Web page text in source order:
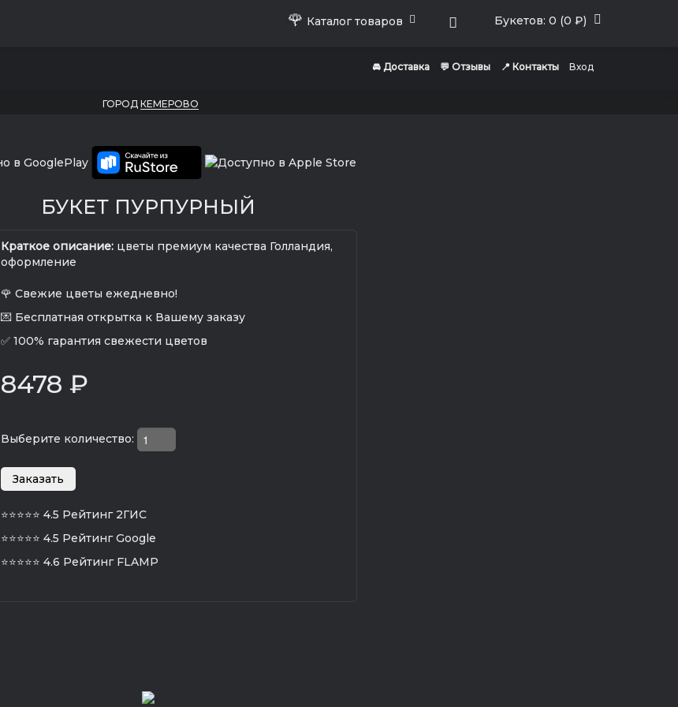
Букетов: 0 (0 ₽)
🌹 Каталог товаров
🚘 Доставка 💬 Отзывы 📍 Контакты Вход
ГОРОД КЕМЕРОВО
БУКЕТ ПУРПУРНЫЙ
Краткое описание:цветы премиум качества Голландия,
оформление
🌹 Свежие цветы ежедневно!
💌 Бесплатная открытка к Вашему заказу
✅ 100% гарантия свежести цветов
8478 ₽
Выберите количество:
⭐⭐⭐⭐⭐ 4.5 Рейтинг 2ГИС
⭐⭐⭐⭐⭐ 4.5 Рейтинг Google
⭐⭐⭐⭐⭐ 4.6 Рейтинг FLAMP